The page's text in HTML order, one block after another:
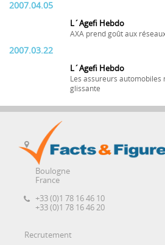
2007.04.05
L´Agefi Hebdo
AXA prend goût aux
2007.03.22
L´Agefi Hebdo
Les assureurs automobiles
glissante
Boulogne
France
+33 (0)1 78 16 46 10
+33 (0)1 78 16 46 20
Recrutement